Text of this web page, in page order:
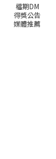
檔期DM
得獎公告
媒體推薦